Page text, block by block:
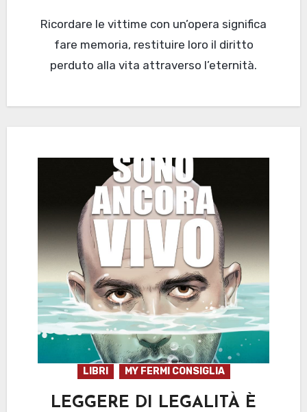
Ricordare le vittime con un’opera significa
fare memoria, restituire loro il diritto
perduto alla vita attraverso l’eternità.
LIBRI MY FERMI CONSIGLIA
LEGGERE DI LEGALITÀ È